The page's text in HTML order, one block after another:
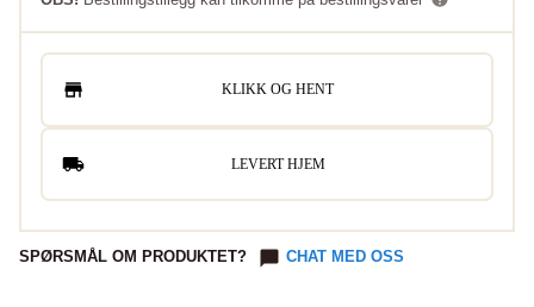
KLIKK OG HENT
LEVERT HJEM
SPØRSMÅL OM PRODUKTET? CHAT MED OSS